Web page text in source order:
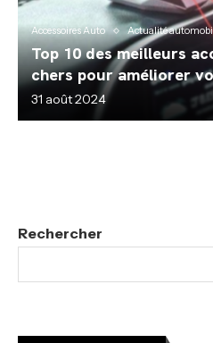
Accessoires Auto Actualité
Top 10 des meilleurs
chers pour améliorer
31 août 2024
Rechercher